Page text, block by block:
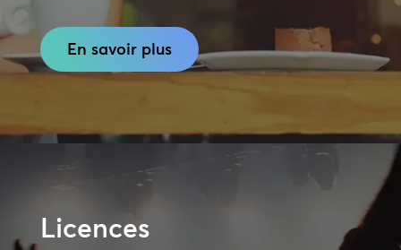
En savoir plus
Licences